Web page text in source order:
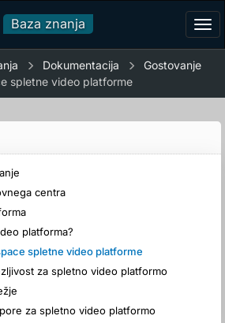
Baza znanja
Dokumentacija
Gostovanje
spletne video platforme
centra
platforma?
spletne video platforme
za spletno video platformo
za spletno video platformo